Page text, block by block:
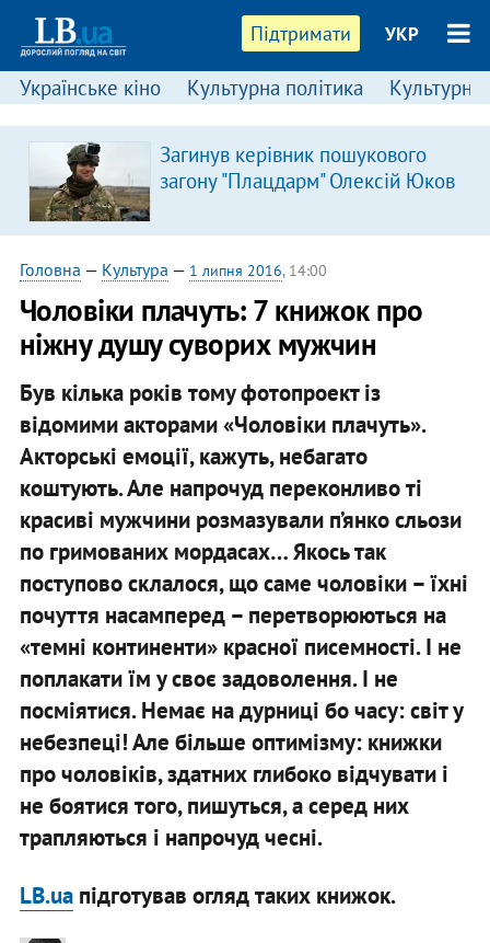
Підтримати УКР
Українське кіно Культурна політика Культурні
Загинув керівник пошукового
загону "Плацдарм" Олексій Юков
Головна — Культура — 1 липня 2016, 14:00
Чоловіки плачуть: 7 книжок про
ніжну душу суворих мужчин
Був кілька років тому фотопроект із
відомими акторами «Чоловіки плачуть».
Акторські емоції, кажуть, небагато
коштують. Але напрочуд переконливо ті
красиві мужчини розмазували п’янко сльози
по гримованих мордасах… Якось так
поступово склалося, що саме чоловіки – їхні
почуття насамперед – перетворюються на
«темні континенти» красної писемності. І не
поплакати їм у своє задоволення. І не
посміятися. Немає на дурниці бо часу: світ у
небезпеці! Але більше оптимізму: книжки
про чоловіків, здатних глибоко відчувати і
не боятися того, пишуться, а серед них
трапляються і напрочуд чесні.
LB.uaпідготував огляд таких книжок.